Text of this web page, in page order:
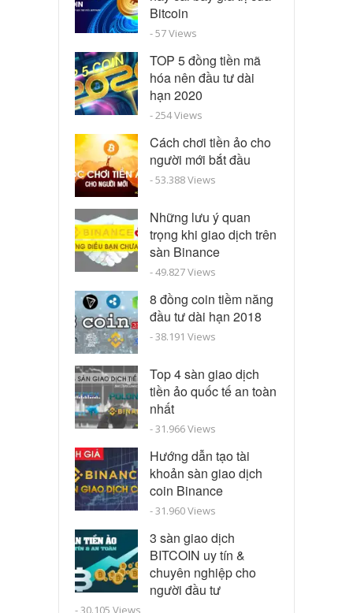
Bitcoin
- 57 Views
TOP 5 đồng tiền mã
hóa nên đầu tư dài
hạn 2020
- 254 Views
Cách chơi tiền ảo cho
người mới bắt đầu
- 53.388 Views
Những lưu ý quan
trọng khi giao dịch trên
sàn Binance
- 49.827 Views
8 đồng coin tiềm năng
đầu tư dài hạn 2018
- 38.191 Views
Top 4 sàn giao dịch
tiền ảo quốc tế an toàn
nhất
- 31.966 Views
Hướng dẫn tạo tài
khoản sàn giao dịch
coin Binance
- 31.960 Views
3 sàn giao dịch
BITCOIN uy tín &
chuyên nghiệp cho
người đầu tư